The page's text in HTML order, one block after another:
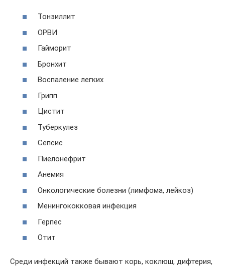
Тонзиллит
ОРВИ
Гайморит
Бронхит
Воспаление легких
Грипп
Цистит
Туберкулез
Сепсис
Пиелонефрит
Анемия
Онкологические болезни (лимфома, лейкоз)
Менингококковая инфекция
Герпес
Отит
Среди инфекций также бывают корь, коклюш, дифтерия,